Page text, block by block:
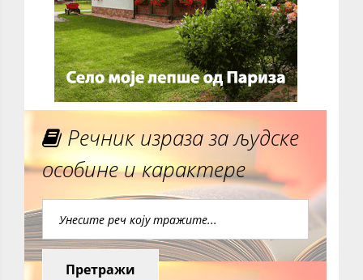
Речник израза за људске
особине и карактере
Претражи